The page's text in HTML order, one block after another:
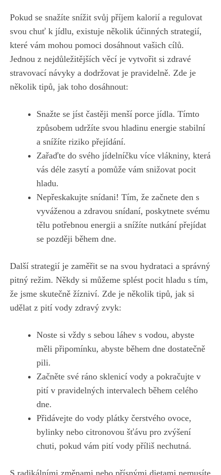
Pokud ⁤se‍ snažíte snížit svůj‍ příjem ​kalorií a regulovat
svou⁣ chuť⁤ k ⁢jídlu, existuje‍ několik účinných strategií,
které vám‌ mohou pomoci dosáhnout⁢ vašich ​cílů.
Jednou z nejdůležitějších věcí je ⁢vytvořit si zdravé
stravovací návyky⁢ a ‍dodržovat je pravidelně.⁤ Zde je
⁣několik tipů, jak toho dosáhnout:
Snažte se jíst častěji ​menší porce jídla. Tímto
způsobem​ udržíte svou⁣ hladinu energie stabilní
a snížíte riziko přejídání.
Zařaďte do svého jídelníčku více vlákniny,‍ která⁢
vás déle⁣ zasytí ‍a pomůže vám snižovat pocit
hladu.
Nepřeskakujte snídani! Tím, že začnete ​den ⁣s
vyváženou a zdravou snídaní,‌ poskytnete ‍svému
tělu ⁤potřebnou energii a snížíte nutkání ⁢přejídat
se‍ později během dne.
Další strategií je zaměřit se na svou hydrataci a správný⁤
pitný⁢ režim. Někdy si můžeme splést pocit hladu s tím,
že⁣ jsme‌ skutečně žízniví. Zde je několik tipů,⁣ jak si
‍udělat z pití⁢ vody zdravý zvyk:
Noste si vždy s​ sebou⁤ láhev s vodou, abyste
měli připomínku, abyste během ‌dne ⁢dostatečně​
pili.
Začněte své ⁤ráno sklenicí vody a pokračujte ‍v
pití v pravidelných intervalech během celého
dne.
Přidávejte do vody ​plátky čerstvého ovoce,‍
bylinky nebo citronovou šťávu ⁤pro⁤ zvýšení ​
chuti, pokud ​vám pití vody příliš nechutná.
S​ radikálními změnami nebo přísnými dietami nemusíte